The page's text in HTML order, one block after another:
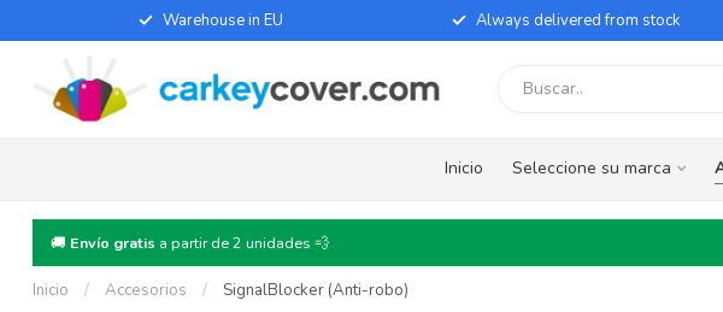
Warehouse in EU Always delivered from stock
Inicio Seleccione su marca
🚚 Envío gratis a partir de 2 unidades 💨
Inicio / Accesorios / SignalBlocker (Anti-robo)